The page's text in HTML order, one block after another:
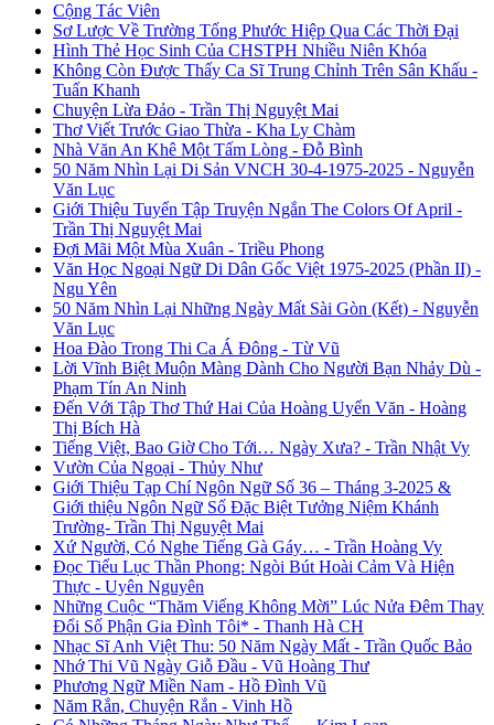
Cộng Tác Viên
Sơ Lược Về Trường Tống Phước Hiệp Qua Các Thời Đại
Hình Thẻ Học Sinh Của CHSTPH Nhiều Niên Khóa
Không Còn Được Thấy Ca Sĩ Trung Chỉnh Trên Sân Khấu -
Tuấn Khanh
Chuyện Lừa Đảo - Trần Thị Nguyệt Mai
Thơ Viết Trước Giao Thừa - Kha Ly Chàm
Nhà Văn An Khê Một Tấm Lòng - Đỗ Bình
50 Năm Nhìn Lại Di Sản VNCH 30-4-1975-2025 - Nguyễn
Văn Lục
Giới Thiệu Tuyển Tập Truyện Ngắn The Colors Of April -
Trần Thị Nguyệt Mai
Đợi Mãi Một Mùa Xuân - Triều Phong
Văn Học Ngoại Ngữ Di Dân Gốc Việt 1975-2025 (Phần II) -
Ngu Yên
50 Năm Nhìn Lại Những Ngày Mất Sài Gòn (Kết) - Nguyễn
Văn Lục
Hoa Đào Trong Thi Ca Á Đông - Từ Vũ
Lời Vĩnh Biệt Muộn Màng Dành Cho Người Bạn Nhảy Dù -
Phạm Tín An Ninh
Đến Với Tập Thơ Thứ Hai Của Hoàng Uyển Văn - Hoàng
Thị Bích Hà
Tiếng Việt, Bao Giờ Cho Tới… Ngày Xưa? - Trần Nhật Vy
Vườn Của Ngoại - Thủy Như
Giới Thiệu Tạp Chí Ngôn Ngữ Số 36 – Tháng 3-2025 &
Giới thiệu Ngôn Ngữ Số Đặc Biệt Tưởng Niệm Khánh
Trường- Trần Thị Nguyệt Mai
Xứ Người, Có Nghe Tiếng Gà Gáy… - Trần Hoàng Vy
Đọc Tiểu Lục Thần Phong: Ngòi Bút Hoài Cảm Và Hiện
Thực - Uyên Nguyên
Những Cuộc “Thăm Viếng Không Mời” Lúc Nửa Đêm Thay
Đổi Số Phận Gia Đình Tôi* - Thanh Hà CH
Nhạc Sĩ Anh Việt Thu: 50 Năm Ngày Mất - Trần Quốc Bảo
Nhớ Thi Vũ Ngày Giỗ Đầu - Vũ Hoàng Thư
Phương Ngữ Miền Nam - Hồ Đình Vũ
Năm Rắn, Chuyện Rắn - Vinh Hồ